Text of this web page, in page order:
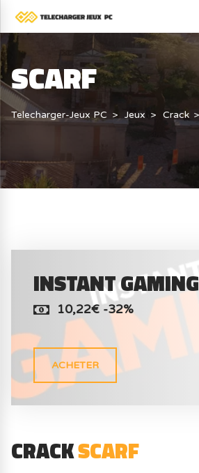
SCARF
Telecharger-Jeux PC Jeux Crack
INSTANT GAMING
10,22€ -32%
ACHETER
CRACKSCARF